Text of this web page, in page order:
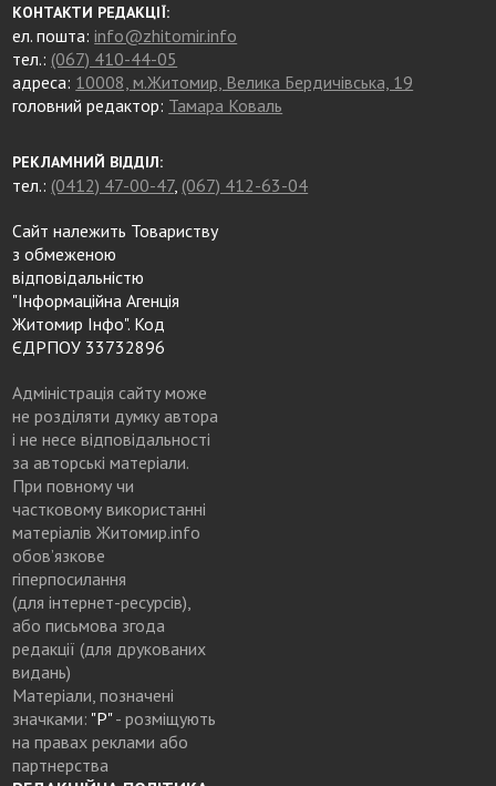
КОНТАКТИ РЕДАКЦІЇ:
ел. пошта:info@zhitomir.info
тел.: (067) 410-44-05
адреса: 10008, м.Житомир, Велика Бердичівська, 19
головний редактор: Тамара Коваль
РЕКЛАМНИЙ ВІДДІЛ:
тел.: (0412) 47-00-47, (067) 412-63-04
Сайт належить Товариству
з обмеженою
відповідальністю
"Інформаційна Агенція
Житомир Інфо". Код
ЄДРПОУ 33732896
Адміністрація сайту може
не розділяти думку автора
і не несе відповідальності
за авторські матеріали.
При повному чи
частковому використанні
матеріалів Житомир.info
обов’язкове
гіперпосилання
(для інтернет-ресурсів),
або письмова згода
редакції (для друкованих
видань)
Матеріали, позначені
значками: "Р"- розміщують
на правах реклами або
партнерства